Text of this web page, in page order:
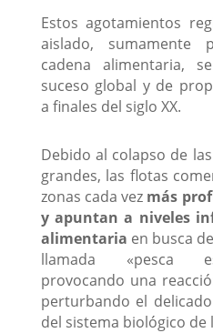
Estos agotamientos
aislado, sumamente
cadena alimentaria,
suceso global y de
a finales del siglo XX.
Debido al colapso de
grandes, las flotas
zonas cada vez más
y apuntan a niveles
alimentaria en busca
llamada «pesca
provocando una
perturbando el
del sistema biológico de